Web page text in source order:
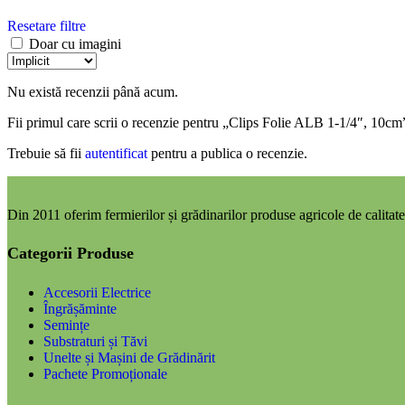
Resetare filtre
Doar cu imagini
Nu există recenzii până acum.
Fii primul care scrii o recenzie pentru „Clips Folie ALB 1-1/4″,
Trebuie să fii autentificat pentru a publica o recenzie.
Din 2011 oferim fermierilor și grădinarilor produse agricole de
Categorii Produse
Accesorii Electrice
Îngrășăminte
Semințe
Substraturi și Tăvi
Unelte și Mașini de Grădinărit
Pachete Promoționale